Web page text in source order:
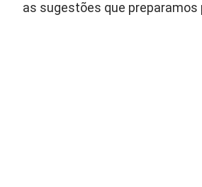
as sugestões que preparamos